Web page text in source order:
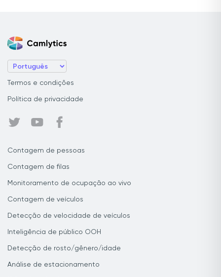
Termos e condições
Política de privacidade
Contagem de pessoas
Contagem de filas
Monitoramento de ocupação ao vivo
Contagem de veículos
Detecção de velocidade de veículos
Inteligência de público OOH
Detecção de rosto/gênero/idade
Análise de estacionamento